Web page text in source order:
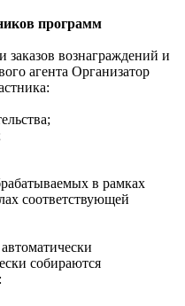
программ
заказов вознаграждений и
агента Организатор
в рамках
соответствующей
собираются